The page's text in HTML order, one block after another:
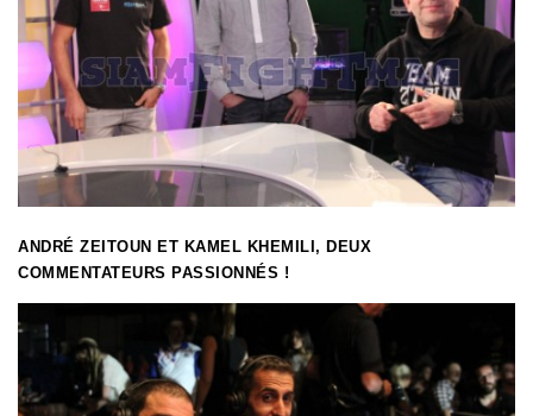
ANDRÉ ZEITOUN ET KAMEL KHEMILI, DEUX
COMMENTATEURS PASSIONNÉS !